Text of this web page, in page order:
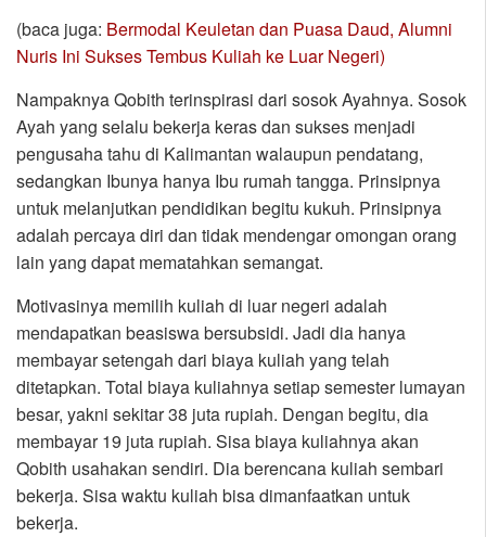
(baca juga: Bermodal Keuletan dan Puasa Daud, Alumni
Nuris Ini Sukses Tembus Kuliah ke Luar Negeri)
Nampaknya Qobith terinspirasi dari sosok Ayahnya. Sosok
Ayah yang selalu bekerja keras dan sukses menjadi
pengusaha tahu di Kalimantan walaupun pendatang,
sedangkan Ibunya hanya Ibu rumah tangga. Prinsipnya
untuk melanjutkan pendidikan begitu kukuh. Prinsipnya
adalah percaya diri dan tidak mendengar omongan orang
lain yang dapat mematahkan semangat.
Motivasinya memilih kuliah di luar negeri adalah
mendapatkan beasiswa bersubsidi. Jadi dia hanya
membayar setengah dari biaya kuliah yang telah
ditetapkan. Total biaya kuliahnya setiap semester lumayan
besar, yakni sekitar 38 juta rupiah. Dengan begitu, dia
membayar 19 juta rupiah. Sisa biaya kuliahnya akan
Qobith usahakan sendiri. Dia berencana kuliah sembari
bekerja. Sisa waktu kuliah bisa dimanfaatkan untuk
bekerja.